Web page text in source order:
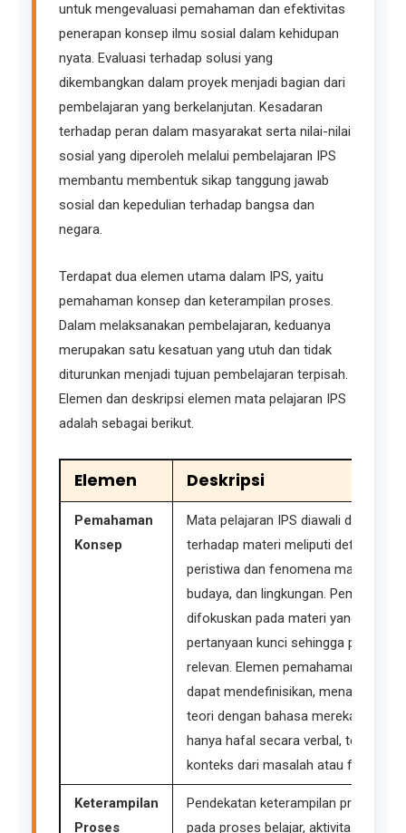
untuk mengevaluasi pemahaman dan efektivitas
penerapan konsep ilmu sosial dalam kehidupan
nyata. Evaluasi terhadap solusi yang
dikembangkan dalam proyek menjadi bagian dari
pembelajaran yang berkelanjutan. Kesadaran
terhadap peran dalam masyarakat serta nilai-nilai
sosial yang diperoleh melalui pembelajaran IPS
membantu membentuk sikap tanggung jawab
sosial dan kepedulian terhadap bangsa dan
negara.
Terdapat dua elemen utama dalam IPS, yaitu
pemahaman konsep dan keterampilan proses.
Dalam melaksanakan pembelajaran, keduanya
merupakan satu kesatuan yang utuh dan tidak
diturunkan menjadi tujuan pembelajaran terpisah.
Elemen dan deskripsi elemen mata pelajaran IPS
adalah sebagai berikut.
Elemen Deskripsi
Pemahaman
Konsep
Mata pelajaran IPS diawali dengan
terhadap materi meliputi definisi
peristiwa dan fenomena manusia
budaya, dan lingkungan.
difokuskan pada materi yang akan
pertanyaan kunci sehingga perlu
relevan. Elemen pemahaman
dapat mendefinisikan, menafsirkan,
teori dengan bahasa mereka
hanya hafal secara verbal, tetapi
konteks dari masalah atau fakta
Keterampilan
Proses
Pendekatan keterampilan proses
pada proses belajar, aktivitas, dan